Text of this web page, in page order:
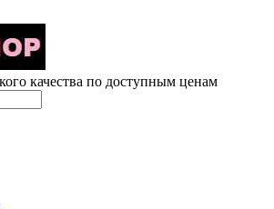
качества по доступным ценам